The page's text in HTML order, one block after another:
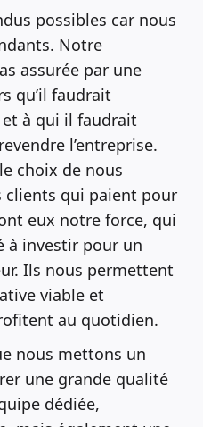
possibles car nous
Notre
assurée par une
qu’il faudrait
à qui il faudrait
l’entreprise.
choix de nous
clients qui paient pour
eux notre force, qui
à investir pour un
Ils nous permettent
viable et
au quotidien.
nous mettons un
une grande qualité
dédiée,